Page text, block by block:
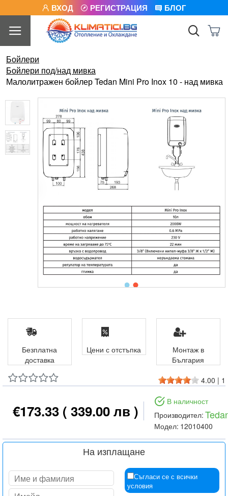
ВХОД РЕГИСТРАЦИЯ БЛОГ
Бойлери
Бойлери под/над мивка
Малолитражен бойлер Tedan Mini Pro Inox 10 - над мивка
4.00 | 1
€173.33 ( 339.00 лв )
В наличност
Производител:
Модел: 12010400
На изплащане
Съгласи се с всички
условия
Безплатна
доставка
Цени с отстъпка
Монтаж в
България